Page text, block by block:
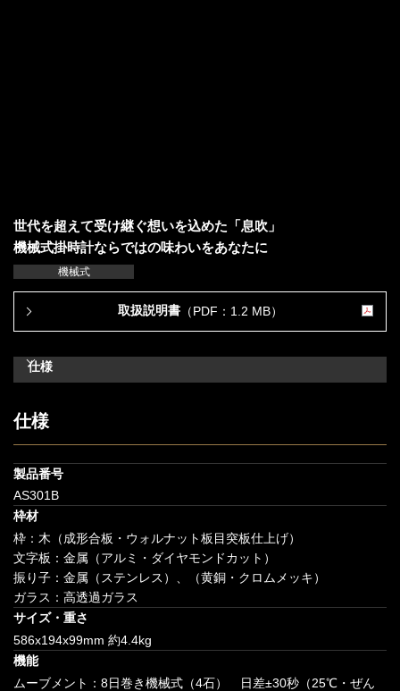
世代を超えて受け継ぐ想いを込めた「息吹」
機械式掛時計ならではの味わいをあなたに
機械式
取扱説明書（PDF：1.2 MB）
仕様
仕様
製品番号
AS301B
枠材
枠：木（成形合板・ウォルナット板目突板仕上げ）
文字板：金属（アルミ・ダイヤモンドカット）
振り子：金属（ステンレス）、（黄銅・クロムメッキ）
ガラス：高透過ガラス
サイズ・重さ
586x194x99mm 約4.4kg
機能
ムーブメント：8日巻き機械式（4石） 日差±30秒（25℃・ぜん